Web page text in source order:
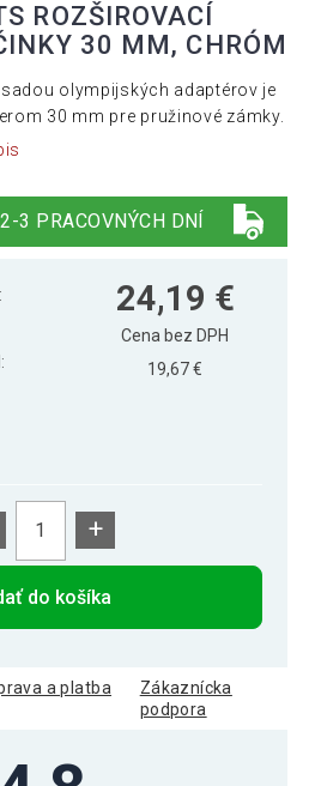
ROZŠIROVACÍ
30 MM, CHRÓM
olympijských adaptérov je
30 mm pre pružinové zámky.
3 PRACOVNÝCH DNÍ
24,19 €
Cena bez DPH
19,67 €
+
do košíka
a platba
Zákaznícka
podpora